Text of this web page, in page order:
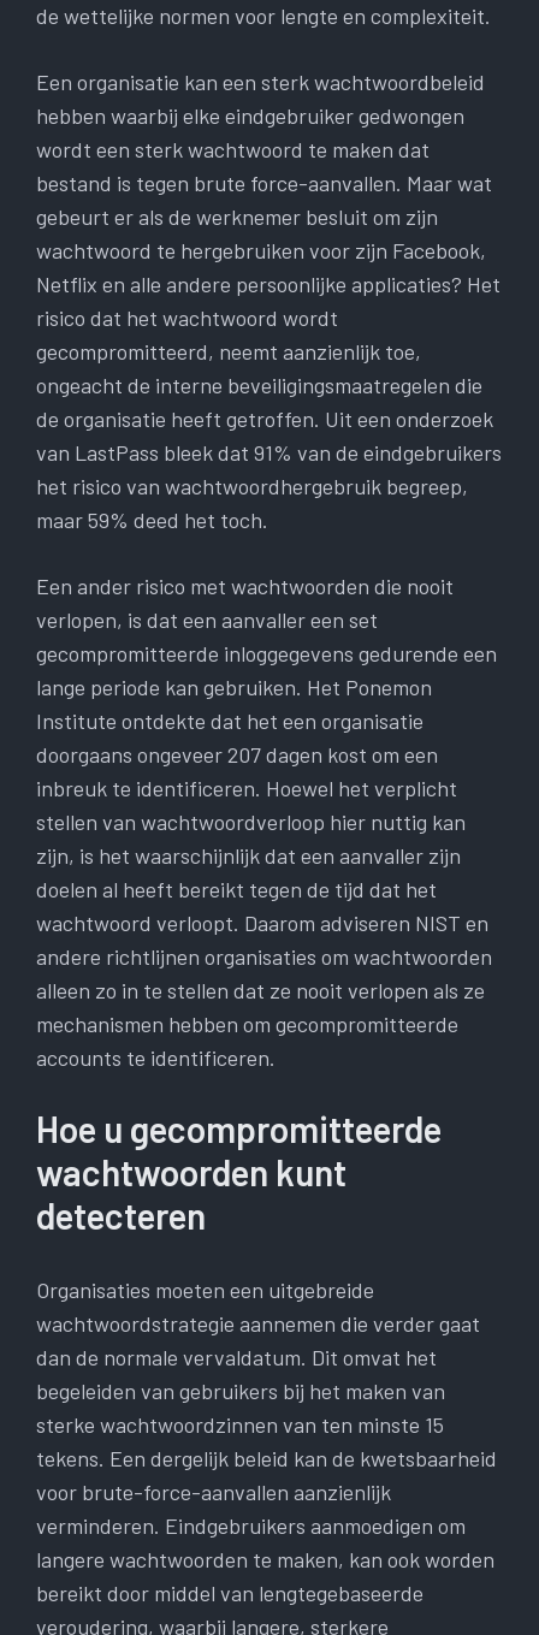
de wettelijke normen voor lengte en complexiteit.
Een organisatie kan een sterk wachtwoordbeleid
hebben waarbij elke eindgebruiker gedwongen
wordt een sterk wachtwoord te maken dat
bestand is tegen brute force-aanvallen. Maar wat
gebeurt er als de werknemer besluit om zijn
wachtwoord te hergebruiken voor zijn Facebook,
Netflix en alle andere persoonlijke applicaties? Het
risico dat het wachtwoord wordt
gecompromitteerd, neemt aanzienlijk toe,
ongeacht de interne beveiligingsmaatregelen die
de organisatie heeft getroffen. Uit een onderzoek
van LastPass bleek dat 91% van de eindgebruikers
het risico van wachtwoordhergebruik begreep,
maar 59% deed het toch.
Een ander risico met wachtwoorden die nooit
verlopen, is dat een aanvaller een set
gecompromitteerde inloggegevens gedurende een
lange periode kan gebruiken. Het Ponemon
Institute ontdekte dat het een organisatie
doorgaans ongeveer 207 dagen kost om een ​​
inbreuk te identificeren. Hoewel het verplicht
stellen van wachtwoordverloop hier nuttig kan
zijn, is het waarschijnlijk dat een aanvaller zijn
doelen al heeft bereikt tegen de tijd dat het
wachtwoord verloopt. Daarom adviseren NIST en
andere richtlijnen organisaties om wachtwoorden
alleen zo in te stellen dat ze nooit verlopen als ze
mechanismen hebben om gecompromitteerde
accounts te identificeren.
Hoe u gecompromitteerde
wachtwoorden kunt
detecteren
Organisaties moeten een uitgebreide
wachtwoordstrategie aannemen die verder gaat
dan de normale vervaldatum. Dit omvat het
begeleiden van gebruikers bij het maken van
sterke wachtwoordzinnen van ten minste 15
tekens. Een dergelijk beleid kan de kwetsbaarheid
voor brute-force-aanvallen aanzienlijk
verminderen. Eindgebruikers aanmoedigen om
langere wachtwoorden te maken, kan ook worden
bereikt door middel van lengtegebaseerde
veroudering, waarbij langere, sterkere